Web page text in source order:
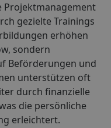
Projektmanagement
gezielte Trainings
erhöhen
sondern
Beförderungen und
unterstützen oft
durch finanzielle
die persönliche
erleichtert.